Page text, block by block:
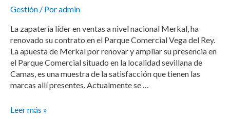
Gestión / Poradmin
La zapatería líder en ventas a nivel nacional Merkal, ha
renovado su contrato en el Parque Comercial Vega del Rey.
La apuesta de Merkal por renovar y ampliar su presencia en
el Parque Comercial situado en la localidad sevillana de
Camas, es una muestra de la satisfacción que tienen las
marcas allí presentes. Actualmente se …
Leer más »